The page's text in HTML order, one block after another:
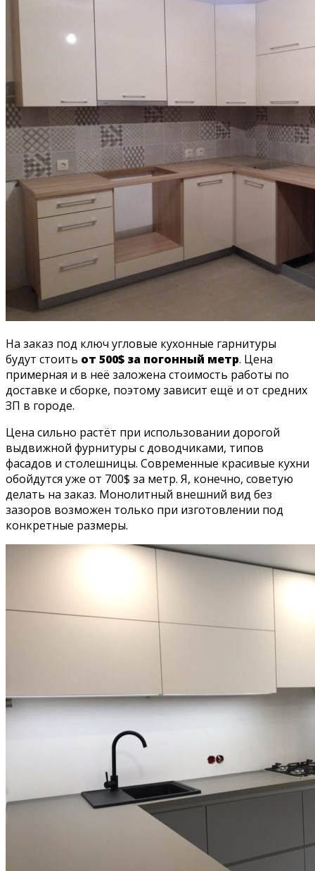
На заказ под ключ угловые кухонные гарнитуры
будут стоить от 500$ за погонный метр. Цена
примерная и в неё заложена стоимость работы по
доставке и сборке, поэтому зависит ещё и от средних
ЗП в городе.
Цена сильно растёт при использовании дорогой
выдвижной фурнитуры с доводчиками, типов
фасадов и столешницы. Современные красивые кухни
обойдутся уже от 700$ за метр. Я, конечно, советую
делать на заказ. Монолитный внешний вид без
зазоров возможен только при изготовлении под
конкретные размеры.